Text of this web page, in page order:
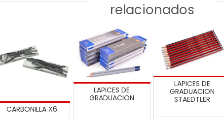
relacionados
CARBONILLA X6
LAPICES DE
GRADUACION
LAPICES DE
GRADUACION
STAEDTLER